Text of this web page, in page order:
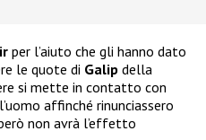
per l’aiuto che gli hanno dato
le quote di Galip della
si mette in contatto con
affinché rinunciassero
non avrà l’effetto